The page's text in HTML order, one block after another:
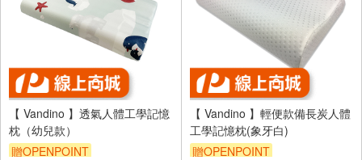
【 Vandino 】透氣人體工學記憶
枕（幼兒款）
贈OPENPOINT
【 Vandino 】輕便款備長炭人體
工學記憶枕(象牙白)
贈OPENPOINT